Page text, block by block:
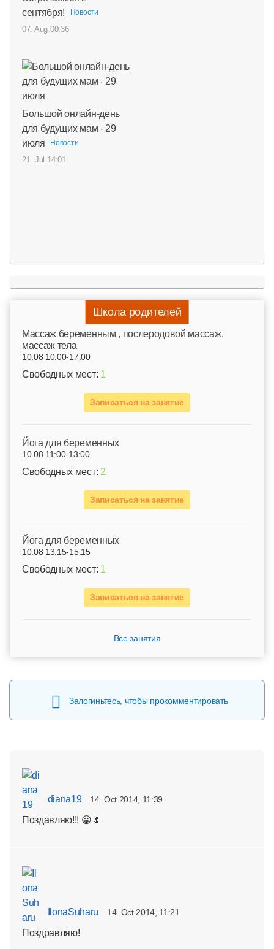
сентября!
Новости
07. Aug 00:36
Большой онлайн-день
для будущих мам - 29
июля
Новости
21. Jul 14:01
Школа родителей
Mассаж беременным , послеродовой массаж,
массаж тела
10.08 10:00-17:00
Свободных мест: 1
Записаться на занятие
Йога для беременных
10.08 11:00-13:00
Свободных мест: 2
Записаться на занятие
Йога для беременных
10.08 13:15-15:15
Свободных мест: 1
Записаться на занятие
Все занятия
Залогиньтесь, чтобы прокомментировать
diana19 14. Oct 2014, 11:39
Поздавляю!!! 😀🌷
IlonaSuharu 14. Oct 2014, 11:21
Поздравляю!